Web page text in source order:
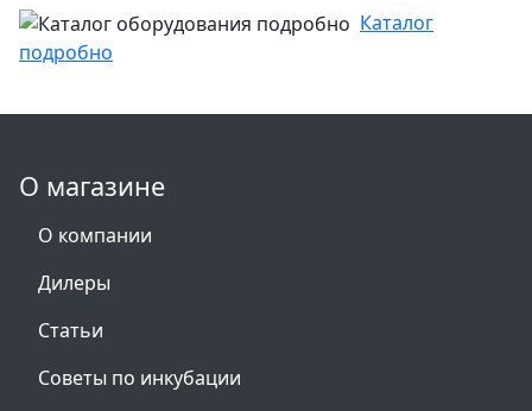
Каталог
подробно
О магазине
О компании
Дилеры
Статьи
Советы по инкубации